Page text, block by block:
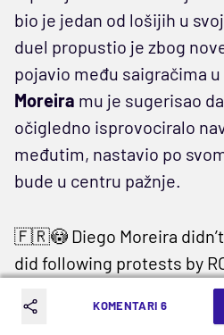
bio je jedan od lošijih u
duel propustio je zbog
pojavio među saigračima
Moreira mu je sugerisao
očigledno isprovociralo
međutim, nastavio po
bude u centru pažnje.
🇫🇷😳 Diego Moreira
did following protests by
after their elimination
Conference League.
KOMENTARI 6